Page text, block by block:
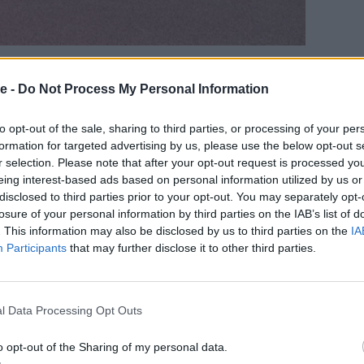
- Do Not Process My Personal Information
opt-out of the sale, sharing to third parties, or processing of your
for targeted advertising by us, please use the below opt-out
selection. Please note that after your opt-out request is processed
interest-based ads based on personal information utilized by us
to third parties prior to your opt-out. You may separately
of your personal information by third parties on the IAB’s list of
This information may also be disclosed by us to third parties on the
Participants that may further disclose it to other third parties.
Data Processing Opt Outs
opt-out of the Sharing of my personal data.
έκανε εξαιρετική εμφάνιση, παρά το
με αντίπαλο το χρονόμετρο.
ομάδα και τερμάτισαν σε 3.33.65, όπως
έγραψε 3.33.60). Έτρεξαν οιΔέσποινα
καιΑνδριάνα Φέρρα.Και εκείνες είναι
Πρωτάθλημα στο Μόναχο. Η Εθνική έσβησε το
Πρωτάθλημα στοΣμεντέρεβοκαι κρατάει το
Πρωτάθλημα Ομάδων στο Κλουζ Ναπόκα.